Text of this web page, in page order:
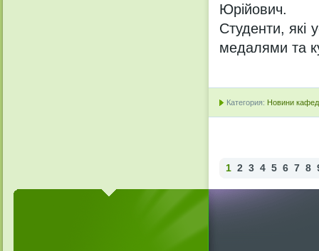
Юрійович.
Студенти,
медалями та
Категория: Новини
1 2 3 4 5 6 7 8